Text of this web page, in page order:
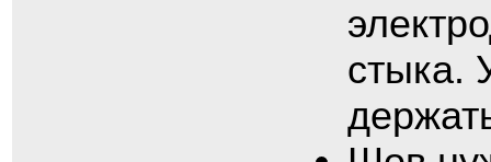
стыка.